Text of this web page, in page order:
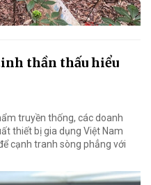
thần thấu hiểu
truyền thống, các doanh
thiết bị gia dụng Việt Nam
cạnh tranh sòng phẳng với